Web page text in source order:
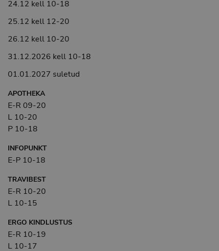
24.12 kell 10-18
25.12 kell 12-20
26.12 kell 10-20
31.12.2026 kell 10-18
01.01.2027 suletud
APOTHEKA
E-R 09-20
L 10-20
P 10-18
INFOPUNKT
E-P 10-18
TRAVIBEST
E-R 10-20
L 10-15
ERGO KINDLUSTUS
E-R 10-19
L 10-17